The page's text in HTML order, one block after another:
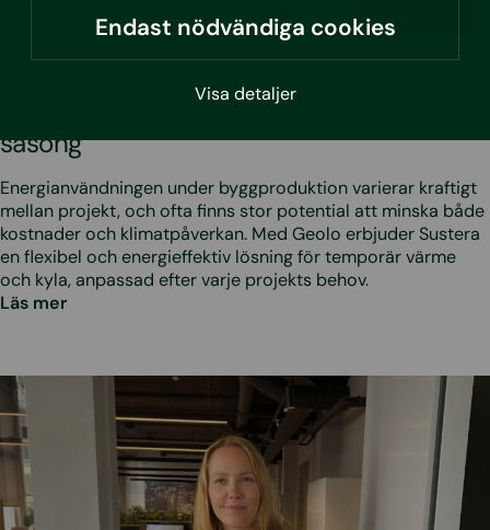
Endast nödvändiga cookies
Visa detaljer
•3.7.2026
Planera smartare byggvärme inför nästa
säsong
Energianvändningen under byggproduktion varierar kraftigt
mellan projekt, och ofta finns stor potential att minska både
kostnader och klimatpåverkan. Med Geolo erbjuder Sustera
en flexibel och energieffektiv lösning för temporär värme
och kyla, anpassad efter varje projekts behov.
Läs mer